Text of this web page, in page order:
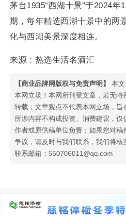
茅台1935“西湖十景”于2024年
期，每年精选西湖十景中的两
化与西湖美景深度相连。
来源：热选生活名酒汇
【商业品牌网版权与免责声明】
本
本网立场！本网所刊登文章，若无
转载；文章观点不代表本网立场，旨
所涉内容不构成投资、消费建议，仅
作者或原供稿单位负责；如果您对稿
争议，请及时与我们联系，我们将核
联系邮箱：550706011@qq.com